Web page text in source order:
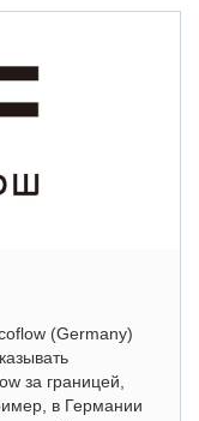
(Germany)
за границей,
в Германии